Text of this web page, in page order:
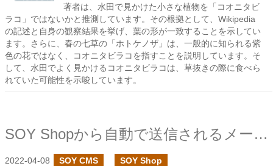
著者は、水田で見かけた小さな植物を「コオニタビ
ラコ」ではないかと推測しています。その根拠として、Wikipedia
の記述と自身の観察結果を挙げ、葉の形が一致することを示してい
ます。さらに、春の七草の「ホトケノザ」は、一般的に知られる紫
色の花ではなく、コオニタビラコを指すことを説明しています。そ
して、水田でよく見かけるコオニタビラコは、草抜きの際に食べら
れていた可能性を示唆しています。
SOY Shopから自動で送信されるメールの件名が文字化けだった時の対応
2022-04-08 SOY CMS SOY Shop